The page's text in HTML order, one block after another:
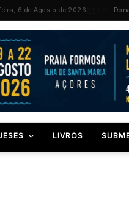
6 de Agosto de 2026
LIVROS